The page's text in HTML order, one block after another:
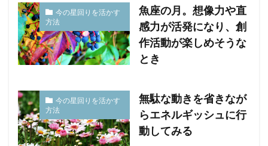
今の星回りを活かす
方法
魚座の月。想像力や直
感力が活発になり、創
作活動が楽しめそうな
とき
今の星回りを活かす
方法
無駄な動きを省きなが
らエネルギッシュに行
動してみる